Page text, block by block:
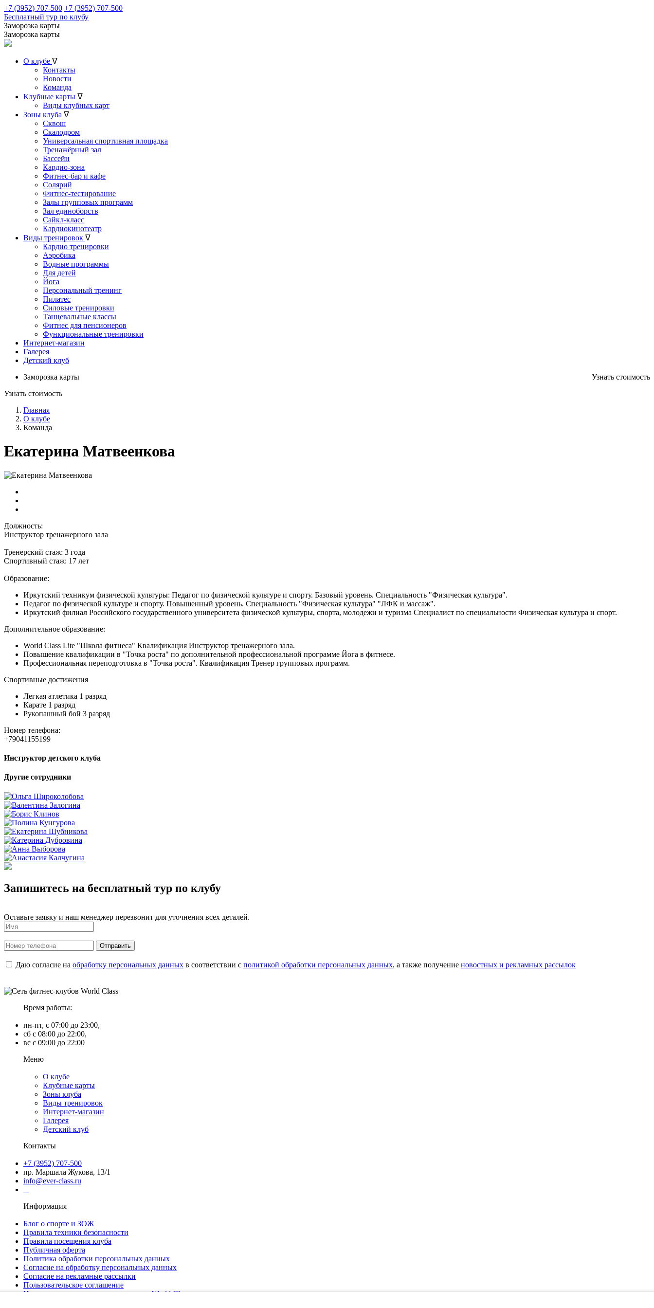
+7 (3952) 707-500 +7 (3952) 707-500
Бесплатный тур по клубу
Заморозка карты
Заморозка карты
О клубе ᐁ
Контакты
Новости
Команда
Клубные карты ᐁ
Виды клубных карт
Зоны клуба ᐁ
Сквош
Скалодром
Универсальная спортивная площадка
Тренажёрный зал
Бассейн
Кардио-зона
Фитнес-бар и кафе
Солярий
Фитнес-тестирование
Залы групповых программ
Зал единоборств
Сайкл-класс
Кардиокинотеатр
Виды тренировок ᐁ
Кардио тренировки
Аэробика
Водные программы
Для детей
Йога
Персональный тренинг
Пилатес
Силовые тренировки
Танцевальные классы
Фитнес для пенсионеров
Функциональные тренировки
Интернет-магазин
Галерея
Детский клуб
Узнать стоимость
Заморозка карты
Узнать стоимость
Главная
О клубе
Команда
Екатерина Матвеенкова
Должность:
Инструктор тренажерного зала
Тренерский стаж: 3 года
Спортивный стаж: 17 лет
Образование:
Иркутский техникум физической культуры: Педагог по физической культуре и спорту. Базовый уровень. Специальность "Физическая культура".
Педагог по физической культуре и спорту. Повышенный уровень. Специальность "Физическая культура" "ЛФК и массаж".
Иркутский филиал Российского государственного университета физической культуры, спорта, молодежи и туризма Специалист по специальности Физическая культура и спорт.
Дополнительное образование:
World Class Lite "Школа фитнеса" Квалификация Инструктор тренажерного зала.
Повышение квалификации в "Точка роста" по дополнительной профессиональной программе Йога в фитнесе.
Профессиональная переподготовка в "Точка роста". Квалификация Тренер групповых программ.
Спортивные достижения
Легкая атлетика 1 разряд
Карате 1 разряд
Рукопашный бой 3 разряд
Номер телефона:
+79041155199
Инструктор детского клуба
Другие сотрудники
Запишитесь на бесплатный тур по клубу
Оставьте заявку и наш менеджер перезвонит для уточнения всех деталей.
Даю согласие на обработку персональных данных в соответствии с политикой обработки персональных данных, а также получение новостных и рекламных рассылок
Время работы:
пн-пт, с 07:00 до 23:00,
сб с 08:00 до 22:00,
вс с 09:00 до 22:00
Меню
О клубе
Клубные карты
Зоны клуба
Виды тренировок
Интернет-магазин
Галерея
Детский клуб
Контакты
+7 (3952) 707-500
пр. Маршала Жукова, 13/1
info@ever-class.ru
Информация
Блог о спорте и ЗОЖ
Правила техники безопасности
Правила посещения клуба
Публичная оферта
Политика обработки персональных данных
Согласие на обработку персональных данных
Согласие на рекламные рассылки
Пользовательское соглашение
Использование данных приложением World Class